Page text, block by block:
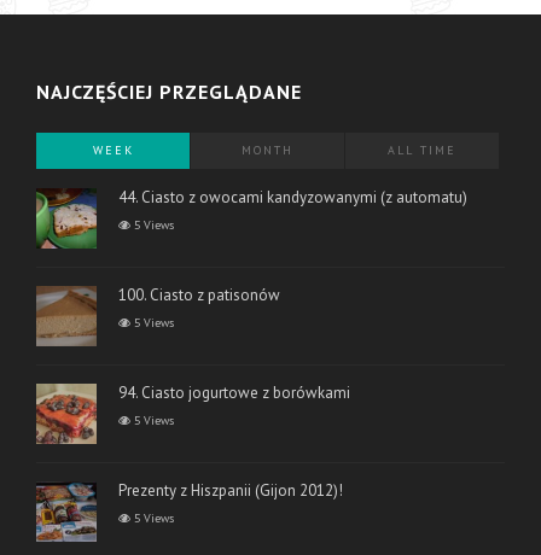
NAJCZĘŚCIEJ PRZEGLĄDANE
WEEK MONTH ALL TIME
44. Ciasto z owocami kandyzowanymi (z automatu)
5 Views
100. Ciasto z patisonów
5 Views
94. Ciasto jogurtowe z borówkami
5 Views
Prezenty z Hiszpanii (Gijon 2012)!
5 Views